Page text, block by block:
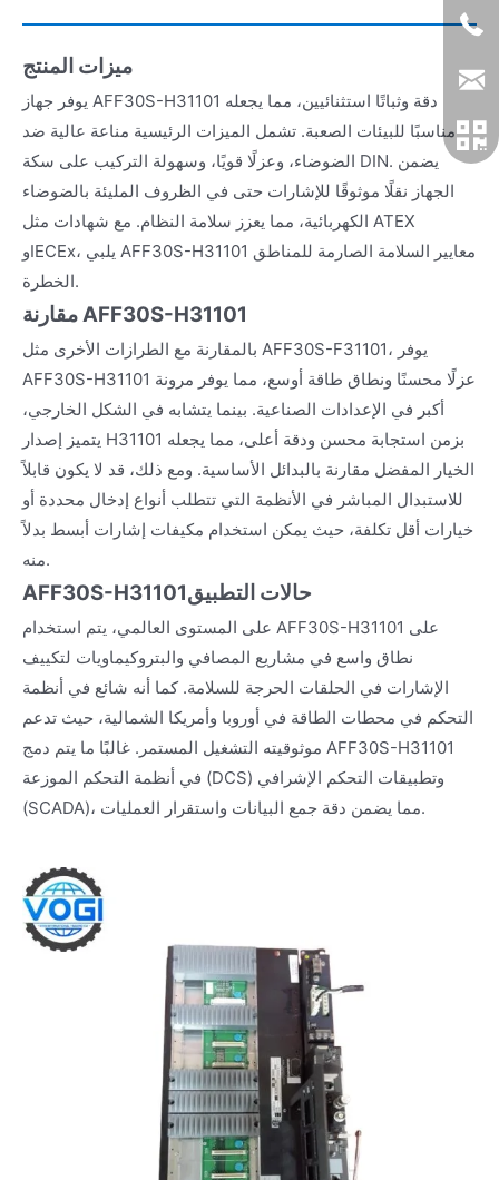
ميزات المنتج
يوفر جهاز AFF30S-H31101 دقة وثباتًا استثنائيين، مما يجعله
مناسبًا للبيئات الصعبة. تشمل الميزات الرئيسية مناعة عالية ضد
الضوضاء، وعزلًا قويًا، وسهولة التركيب على سكة DIN. يضمن
الجهاز نقلًا موثوقًا للإشارات حتى في الظروف المليئة بالضوضاء
الكهربائية، مما يعزز سلامة النظام. مع شهادات مثل ATEX
وIECEx، يلبي AFF30S-H31101 معايير السلامة الصارمة للمناطق
الخطرة.
مقارنة AFF30S-H31101
بالمقارنة مع الطرازات الأخرى مثل AFF30S-F31101، يوفر
AFF30S-H31101 عزلًا محسنًا ونطاق طاقة أوسع، مما يوفر مرونة
أكبر في الإعدادات الصناعية. بينما يتشابه في الشكل الخارجي،
يتميز إصدار H31101 بزمن استجابة محسن ودقة أعلى، مما يجعله
الخيار المفضل مقارنة بالبدائل الأساسية. ومع ذلك، قد لا يكون قابلاً
للاستبدال المباشر في الأنظمة التي تتطلب أنواع إدخال محددة أو
خيارات أقل تكلفة، حيث يمكن استخدام مكيفات إشارات أبسط بدلاً
منه.
AFF30S-H31101حالات التطبيق
على المستوى العالمي، يتم استخدام AFF30S-H31101 على
نطاق واسع في مشاريع المصافي والبتروكيماويات لتكييف
الإشارات في الحلقات الحرجة للسلامة. كما أنه شائع في أنظمة
التحكم في محطات الطاقة في أوروبا وأمريكا الشمالية، حيث تدعم
موثوقيته التشغيل المستمر. غالبًا ما يتم دمج AFF30S-H31101
في أنظمة التحكم الموزعة (DCS) وتطبيقات التحكم الإشرافي
(SCADA)، مما يضمن دقة جمع البيانات واستقرار العمليات.